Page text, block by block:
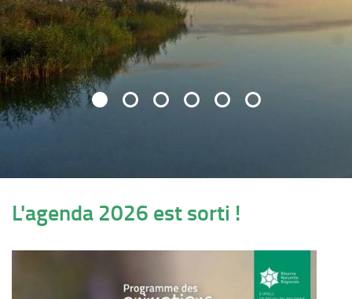
L'agenda 2026 est sorti !